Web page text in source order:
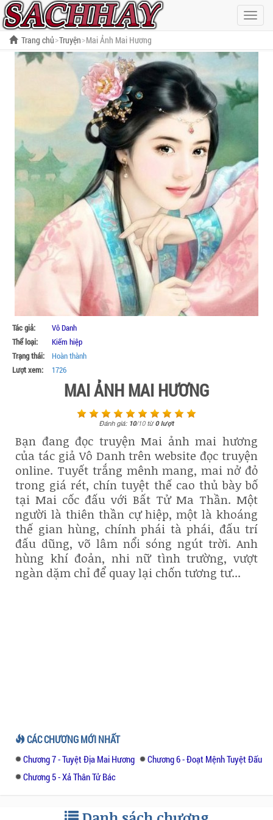
Hiện
menu
Trang chủ Truyện Mai Ảnh Mai Hương
Tác giả:
Vô Danh
Thể loại:
Kiếm hiệp
Trạng thái:
Hoàn thành
Lượt xem:
1726
MAI ẢNH MAI HƯƠNG
Đánh giá: 10/10từ0lượt
Bạn đang đọc truyện Mai ảnh mai hương
của tác giả Vô Danh trên website đọc truyện
online. Tuyết trắng mênh mang, mai nở đỏ
trong giá rét, chín tuyệt thế cao thủ bày bố
tại Mai cốc đấu với Bất Tử Ma Thần. Một
người là thiên thần cự hiệp, một là khoáng
thế gian hùng, chính phái tà phái, đấu trí
đấu dũng, võ lâm nổi sóng ngút trời. Anh
hùng khí đoản, nhi nữ tình trường, vượt
ngàn dặm chỉ để quay lại chốn tương tư...
CÁC CHƯƠNG MỚI NHẤT
Chương 7 - Tuyệt Địa Mai Hương
Chương 6 - Đoạt Mệnh Tuyệt Đấu
Chương 5 - Xả Thân Tử Bác